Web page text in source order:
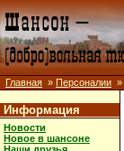
Главная » Персоналии »
Информация
Новости
Новое в шансоне